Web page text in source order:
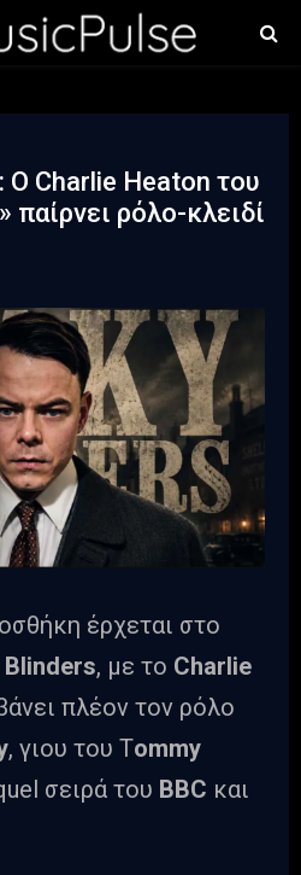
Ο Charlie Heaton του
παίρνει ρόλο-κλειδί
έρχεται στο
Blinders, με το Charlie
πλέον τον ρόλο
, γιου του Tommy
σειρά του BBC και